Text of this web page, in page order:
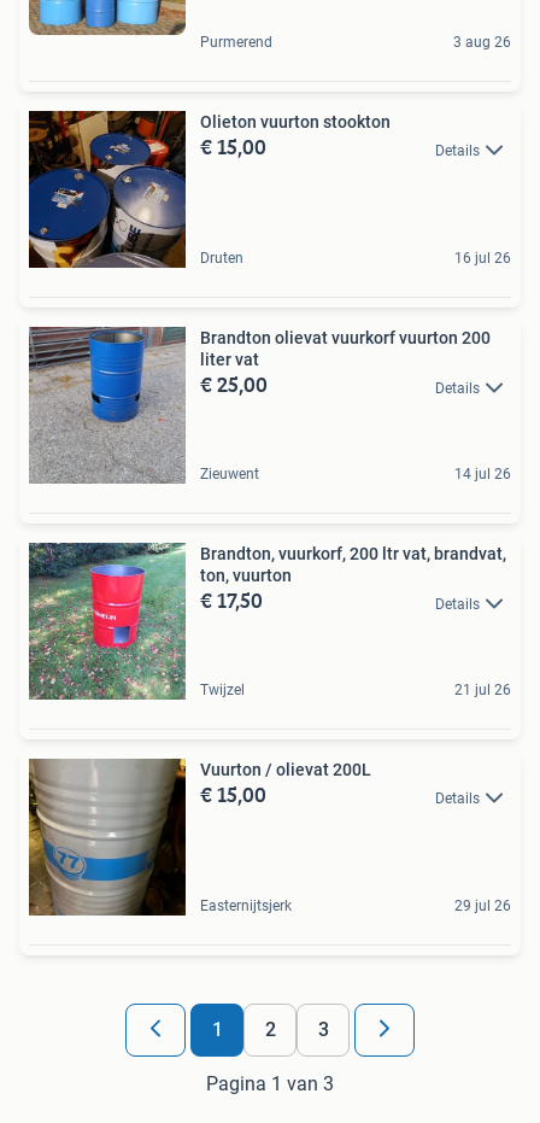
Purmerend 3 aug 26
Olieton vuurton stookton
€ 15,00 Details
Druten 16 jul 26
Brandton olievat vuurkorf vuurton 200
liter vat
€ 25,00 Details
Zieuwent 14 jul 26
Brandton, vuurkorf, 200 ltr vat, brandvat,
ton, vuurton
€ 17,50 Details
Twijzel 21 jul 26
Vuurton / olievat 200L
€ 15,00 Details
Easternijtsjerk 29 jul 26
1 2 3
Pagina 1 van 3